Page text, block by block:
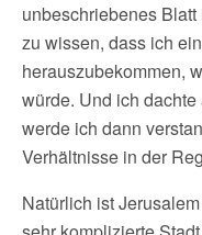
unbeschriebenes
zu wissen, dass ich
herauszubekommen,
würde. Und ich
werde ich dann
Verhältnisse in der
Natürlich ist